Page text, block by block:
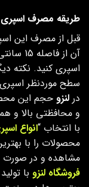
طریقه مصرف اسپری
قبل از مصرف این
آن از
اسپری کنید. نکته
سطح موردنظر
در لنزو
و محافظتی بالا و
با انتخاب “انواع
محصولات را با
مشاهده و در صورت
فروشگاه لنزو با